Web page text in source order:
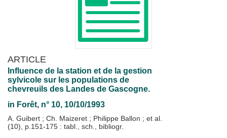
ARTICLE
Influence de la station et de la gestion
sylvicole sur les populations de
chevreuils des Landes de Gascogne.
in Forêt, n° 10, 10/10/1993
A. Guibert ; Ch. Maizeret ; Philippe Ballon ; et al.
(10), p.151-175 : tabl., sch., bibliogr.